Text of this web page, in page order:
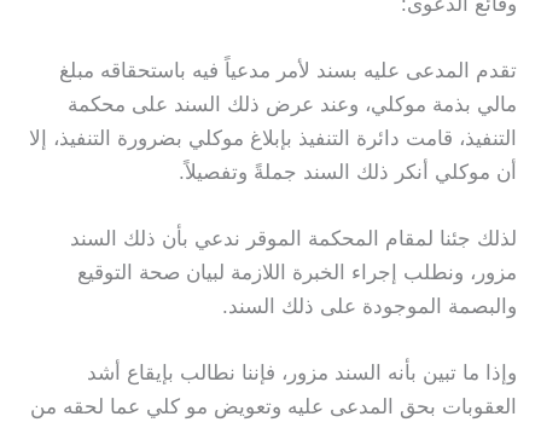
تقدم المدعى عليه بسند لأمر مدعياً فيه باستحقاقه مبلغ
مالي بذمة موكلي، وعند عرض ذلك السند على محكمة
التنفيذ، قامت دائرة التنفيذ بإبلاغ موكلي بضرورة التنفيذ، إلا
أن موكلي أنكر ذلك السند جملةً وتفصيلاً.
لذلك جئنا لمقام المحكمة الموقر ندعي بأن ذلك السند
مزور، ونطلب إجراء الخبرة اللازمة لبيان صحة التوقيع
والبصمة الموجودة على ذلك السند.
وإذا ما تبين بأنه السند مزور، فإننا نطالب بإيقاع أشد
العقوبات بحق المدعى عليه وتعويض مو كلي عما لحقه من